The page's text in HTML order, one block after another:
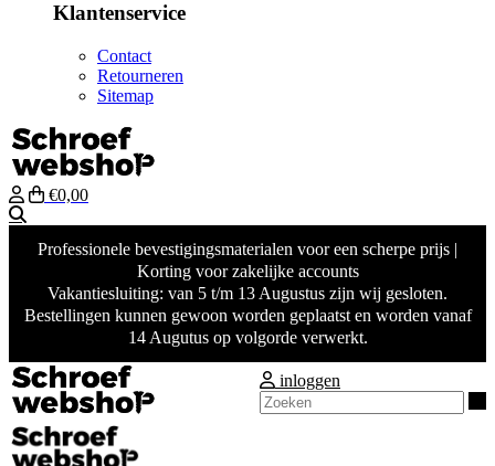
Klantenservice
Contact
Retourneren
Sitemap
€0,00
Professionele bevestigingsmaterialen voor een scherpe prijs |
Korting voor zakelijke accounts
Vakantiesluiting: van 5 t/m 13 Augustus zijn wij gesloten.
Bestellingen kunnen gewoon worden geplaatst en worden vanaf
14 Augutus op volgorde verwerkt.
inloggen